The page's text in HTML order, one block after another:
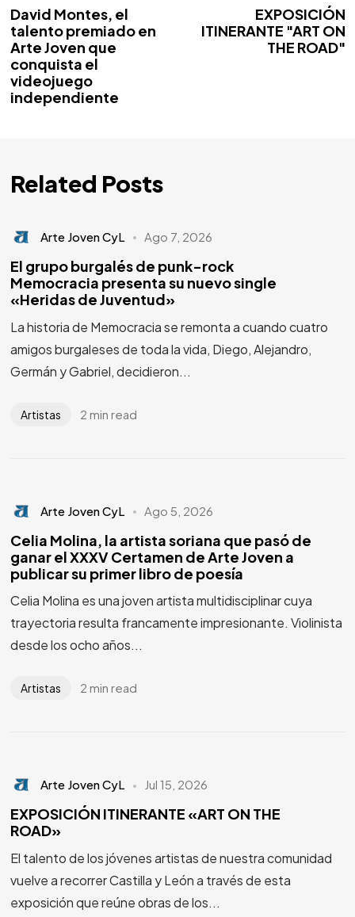
David Montes, el
talento premiado en
Arte Joven que
conquista el
videojuego
independiente
EXPOSICIÓN
ITINERANTE "ART ON
THE ROAD"
Related Posts
Arte Joven CyL Ago 7, 2026
El grupo burgalés de punk-rock
Memocracia presenta su nuevo single
«Heridas de Juventud»
La historia de Memocracia se remonta a cuando cuatro
amigos burgaleses de toda la vida, Diego, Alejandro,
Germán y Gabriel, decidieron...
Artistas 2 min read
Arte Joven CyL Ago 5, 2026
Celia Molina, la artista soriana que pasó de
ganar el XXXV Certamen de Arte Joven a
publicar su primer libro de poesía
Celia Molina es una joven artista multidisciplinar cuya
trayectoria resulta francamente impresionante. Violinista
desde los ocho años...
Artistas 2 min read
Arte Joven CyL Jul 15, 2026
EXPOSICIÓN ITINERANTE «ART ON THE
ROAD»
El talento de los jóvenes artistas de nuestra comunidad
vuelve a recorrer Castilla y León a través de esta
exposición que reúne obras de los...
¿TienesDOTES DE